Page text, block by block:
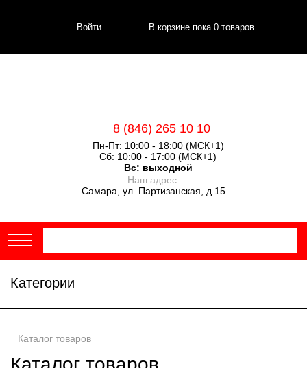
Войти В корзине пока 0товаров
8 (846) 265 10 10
Пн-Пт: 10:00 - 18:00 (МСК+1)
Сб: 10:00 - 17:00 (МСК+1)
Вс: выходной
Наш адрес:
Самара, ул. Партизанская, д.15
Категории
Каталог товаров